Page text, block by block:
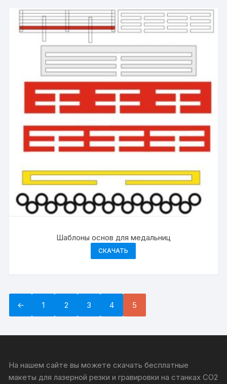
Шаблоны основ для медальниц
СКАЧАТЬ
← 1 2 3 4 5
На нашем сайте вы можете скачать бесплатные
макеты для лазерной резки и гравировки на станках CO2